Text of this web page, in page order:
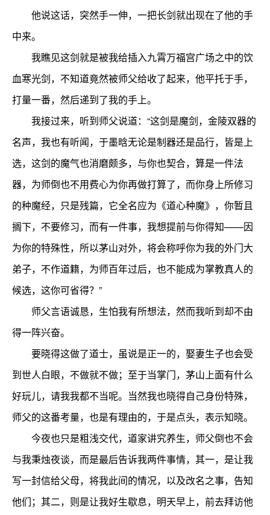
他说这话，突然手一伸，一把长剑就出现在了他的手
中来。
我瞧见这剑就是被我给插入九霄万福宫广场之中的饮
血寒光剑，不知道竟然被师父给收了起来，他平托于手，
打量一番，然后递到了我的手上。
我接过来，听到师父说道：“这剑是魔剑，金陵双器的
名声，我也有听闻，于墨晗无论是制器还是品行，皆是上
选，这剑的魔气也消磨颇多，与你也契合，算是一件法
器，为师倒也不用费心为你再做打算了，而你身上所修习
的种魔经，只是残篇，它全名应为《道心种魔》，你暂且
搁下，不要修习，而有一件事，我想提前与你得知——因
为你的特殊性，所以茅山对外，将会称呼你为我的外门大
弟子，不作道籍，为师百年过后，也不能成为掌教真人的
候选，这你可省得？”
师父言语诚恳，生怕我有所想法，然而我听到却不由
得一阵兴奋。
要晓得这做了道士，虽说是正一的，娶妻生子也会受
到世人白眼，不做就不做；至于当掌门，茅山上面有什么
好玩儿，请我我都不当呢。当然我也晓得自己身份特殊，
师父的这番考量，也是有理由的，于是点头，表示知晓。
今夜也只是粗浅交代，道家讲究养生，师父倒也不会
与我秉烛夜谈，而是最后告诉我两件事情，其一，是让我
写一封信给父母，将我此间的情况，以及改名之事，告知
他们；其二，则是让我好生歇息，明天早上，前去拜访他